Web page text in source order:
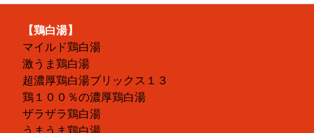
【鶏白湯】
マイルド鶏白湯
激うま鶏白湯
超濃厚鶏白湯ブリックス１３
鶏１００％の濃厚鶏白湯
ザラザラ鶏白湯
うまうま鶏白湯